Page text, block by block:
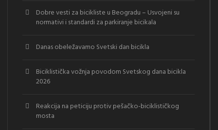
Dobre vesti za bicikliste u Beogradu – Usvojeni su
normativi i standardi za parkiranje bicikala
Danas obeležavamo Svetski dan bicikla
Biciklistička vožnja povodom Svetskog dana bicikla
2026
Reakcija na peticiju protiv pešačko-biciklističkog
mosta